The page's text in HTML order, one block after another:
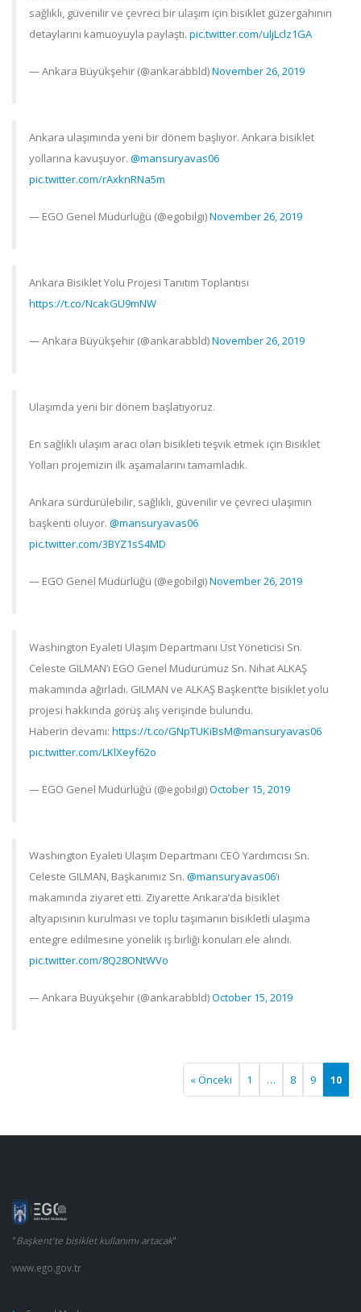
sağlıklı, güvenilir ve çevreci bir ulaşım için bisiklet güzergahının
detaylarını kamuoyuyla paylaştı. pic.twitter.com/uljLclz1GA
— Ankara Büyükşehir (@ankarabbld)November 26, 2019
Ankara ulaşımında yeni bir dönem başlıyor. Ankara bisiklet
yollarına kavuşuyor. @mansuryavas06
pic.twitter.com/rAxknRNa5m
— EGO Genel Müdürlüğü (@egobilgi)November 26, 2019
Ankara Bisiklet Yolu Projesi Tanıtım Toplantısı
https://t.co/NcakGU9mNW
— Ankara Büyükşehir (@ankarabbld)November 26, 2019
Ulaşımda yeni bir dönem başlatıyoruz.
En sağlıklı ulaşım aracı olan bisikleti teşvik etmek için Bisiklet
Yolları projemizin ilk aşamalarını tamamladık.
Ankara sürdürülebilir, sağlıklı, güvenilir ve çevreci ulaşımın
başkenti oluyor. @mansuryavas06
pic.twitter.com/3BYZ1sS4MD
— EGO Genel Müdürlüğü (@egobilgi)November 26, 2019
Washington Eyaleti Ulaşım Departmanı Üst Yöneticisi Sn.
Celeste GILMAN’ı EGO Genel Müdürümüz Sn. Nihat ALKAŞ
makamında ağırladı. GILMAN ve ALKAŞ Başkent’te bisiklet yolu
projesi hakkında görüş alış verişinde bulundu.
Haberin devamı: https://t.co/GNpTUKiBsM@mansuryavas06
pic.twitter.com/LKlXeyf62o
— EGO Genel Müdürlüğü (@egobilgi)October 15, 2019
Washington Eyaleti Ulaşım Departmanı CEO Yardımcısı Sn.
Celeste GILMAN, Başkanımız Sn. @mansuryavas06‘ı
makamında ziyaret etti. Ziyarette Ankara’da bisiklet
altyapısının kurulması ve toplu taşımanın bisikletli ulaşıma
entegre edilmesine yönelik iş birliği konuları ele alındı.
pic.twitter.com/8Q28ONtWVo
— Ankara Büyükşehir (@ankarabbld)October 15, 2019
« Önceki 1 … 8 9 10
"Başkent'te bisiklet kullanımı artacak"
www.ego.gov.tr